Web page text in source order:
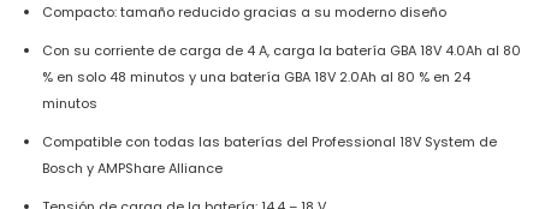
Compacto: tamaño reducido gracias a su moderno diseño
Con su corriente de carga de 4 A, carga la batería GBA 18V 4.0Ah al 80
% en solo 48 minutos y una batería GBA 18V 2.0Ah al 80 % en 24
minutos
Compatible con todas las baterías del Professional 18V System de
Bosch y AMPShare Alliance